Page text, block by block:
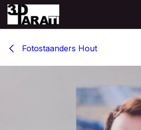
Overslaan naar inhoud
Fotostaanders Hout